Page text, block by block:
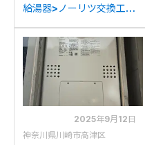
給湯器>ノーリツ交換工事
2428SAWXからノーリツ
GT-2470SAW BLへの交
換
2025年9月12日
神奈川県川崎市高津区